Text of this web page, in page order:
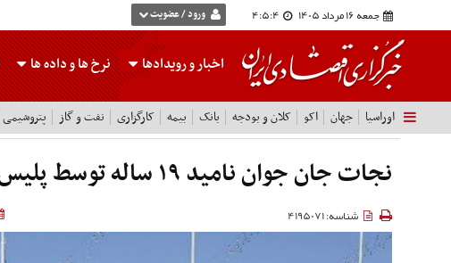
جمعه 16 مرداد 1405 4:5:5 ورود / عضویت
اخبار و رویدادها نرخ هاو داده ها
اوراسیا جهان اکو کلان و بودجه بانک بیمه کارگزاری نفت و گاز پتروشیمی
نجات جان جوان نامید ۱۹ ساله توسط پلیس میامی
شناسه: 4195071